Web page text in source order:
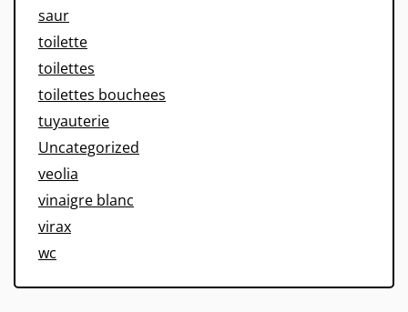
saur
toilette
toilettes
toilettes bouchees
tuyauterie
Uncategorized
veolia
vinaigre blanc
virax
wc